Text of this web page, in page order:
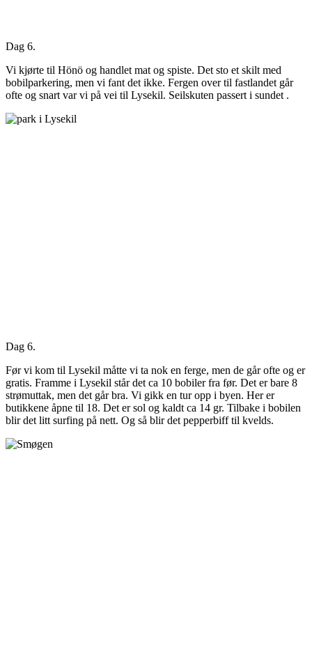
Dag 6.
Vi kjørte til Hönö og handlet mat og spiste. Det sto et skilt med
bobilparkering, men vi fant det ikke. Fergen over til fastlandet går
ofte og snart var vi på vei til Lysekil. Seilskuten passert i sundet .
Dag 6.
Før vi kom til Lysekil måtte vi ta nok en ferge, men de går ofte og er
gratis. Framme i Lysekil står det ca 10 bobiler fra før. Det er bare 8
strømuttak, men det går bra. Vi gikk en tur opp i byen. Her er
butikkene åpne til 18. Det er sol og kaldt ca 14 gr. Tilbake i bobilen
blir det litt surfing på nett. Og så blir det pepperbiff til kvelds.